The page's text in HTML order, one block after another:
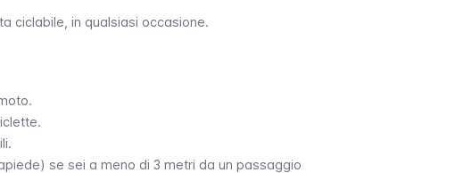
ciclabile, in qualsiasi occasione.
se sei a meno di 3 metri da un passaggio